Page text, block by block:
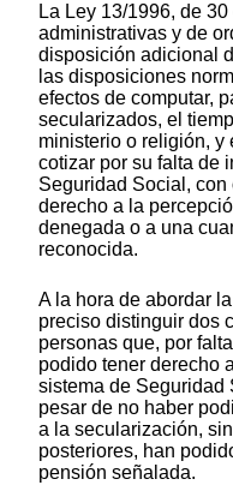
La Ley 13/1996, de
administrativas y de
disposición adicional
las disposiciones
efectos de computar,
secularizados, el
ministerio o religión, y
cotizar por su falta de
Seguridad Social, con
derecho a la
denegada o a una
reconocida.
A la hora de abordar
preciso distinguir dos
personas que, por
podido tener derecho
sistema de Seguridad
pesar de no haber
a la secularización,
posteriores, han
pensión señalada.